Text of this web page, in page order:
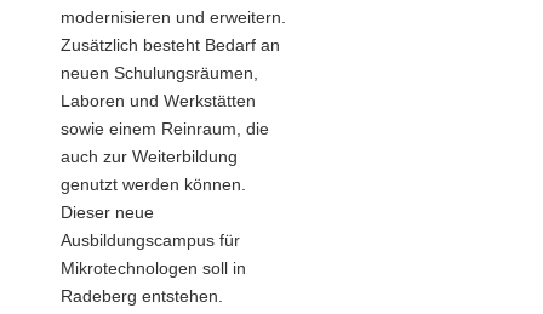
modernisieren und erweitern.
Zusätzlich besteht Bedarf an
neuen Schulungsräumen,
Laboren und Werkstätten
sowie einem Reinraum, die
auch zur Weiterbildung
genutzt werden können.
Dieser neue
Ausbildungscampus für
Mikrotechnologen soll in
Radeberg entstehen.